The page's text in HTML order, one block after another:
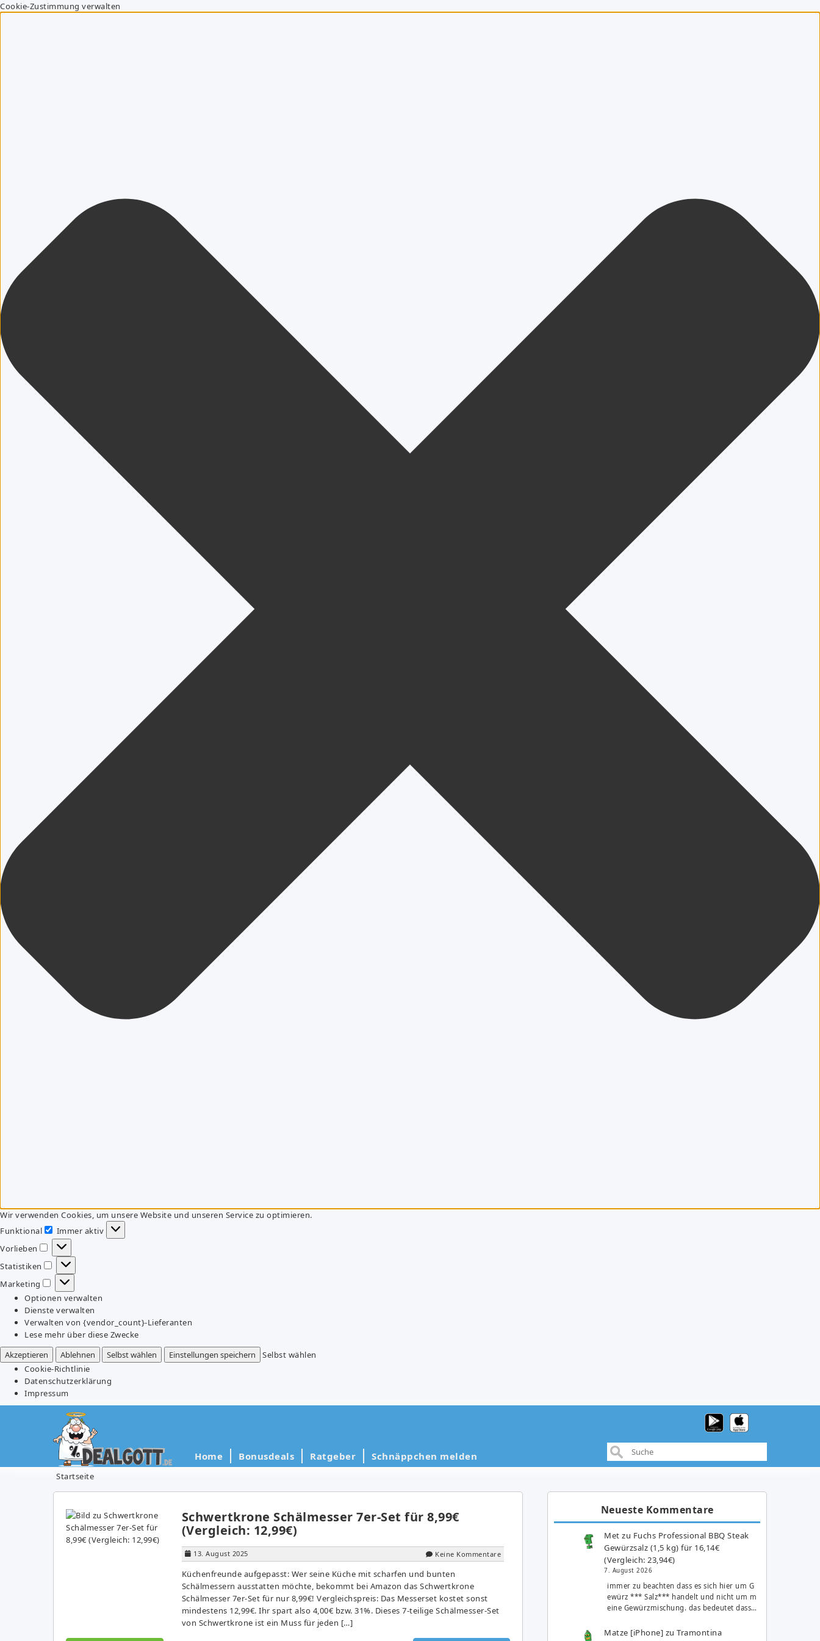
Cookie-Zustimmung verwalten
Wir verwenden Cookies, um unsere Website und unseren Service zu optimieren.
Funktional
Funktional
Immer aktiv
Vorlieben
Vorlieben
Statistiken
Statistiken
Marketing
Marketing
Optionen verwalten
Dienste verwalten
Verwalten von {vendor_count}-Lieferanten
Lese mehr über diese Zwecke
Akzeptieren
Ablehnen Selbst wählen Einstellungen speichern
Selbst wählen
Cookie-Richtlinie
Datenschutzerklärung
Impressum
Home Bonusdeals Ratgeber Schnäppchen melden
Startseite
Schwertkrone Schälmesser 7er-Set für 8,99€
(Vergleich: 12,99€)
13. August 2025 Keine Kommentare
Küchenfreunde aufgepasst: Wer seine Küche mit scharfen und bunten
Schälmessern ausstatten möchte, bekommt bei Amazon das Schwertkrone
Schälmesser 7er-Set für nur 8,99€! Vergleichspreis: Das Messerset kostet sonst
mindestens 12,99€. Ihr spart also 4,00€ bzw. 31%. Dieses 7-teilige Schälmesser-Set
von Schwertkrone ist ein Muss für jeden […]
Neueste Kommentare
Met zu Fuchs Professional BBQ Steak
Gewürzsalz (1,5 kg) für 16,14€
(Vergleich: 23,94€)
7. August 2026
immer zu beachten dass es sich hier um G
ewürz *** Salz*** handelt und nicht um m
eine Gewürzmischung. das bedeutet dass…
Matze [iPhone] zuTramontina